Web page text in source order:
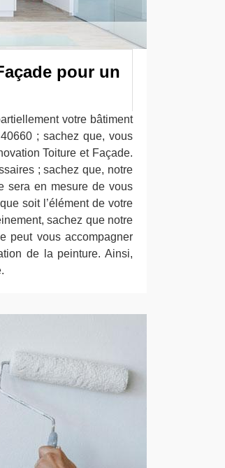
pour un
votre bâtiment
; sachez que, vous
Toiture et Façade.
; sachez que, notre
sera en mesure de vous
soit l’élément de votre
sachez que notre
peut vous accompagner
de la peinture. Ainsi,